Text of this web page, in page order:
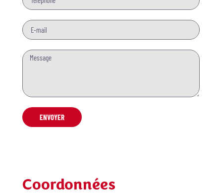
ENVOYER
Coordonnées